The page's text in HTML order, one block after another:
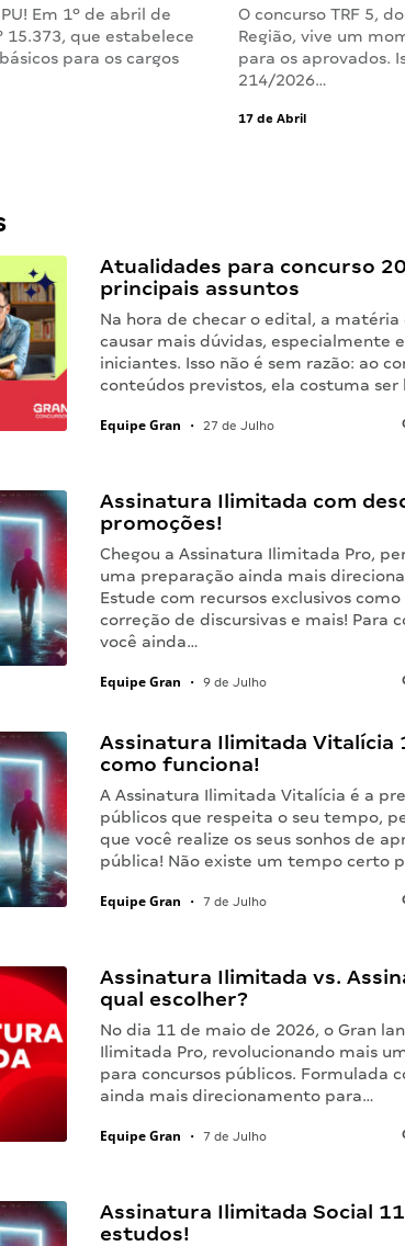
Em 1º de abril de
15.373, que estabelece
para os cargos
O concurso TRF 5,
Região, vive um
para os aprovados.
214/2026…
17 de Abril
Atualidades para concurso
principais assuntos
Na hora de checar o edital, a
causar mais dúvidas, especialmente
iniciantes. Isso não é sem razão: ao
conteúdos previstos, ela costuma
Equipe Gran • 27 de Julho
Assinatura Ilimitada com
promoções!
Chegou a Assinatura Ilimitada Pro,
uma preparação ainda mais
Estude com recursos exclusivos
correção de discursivas e mais! Para
você ainda…
Equipe Gran • 9 de Julho
Assinatura Ilimitada Vitalícia
como funciona!
A Assinatura Ilimitada Vitalícia é a
públicos que respeita o seu tempo,
que você realize os seus sonhos de
pública! Não existe um tempo certo
Equipe Gran • 7 de Julho
Assinatura Ilimitada vs.
qual escolher?
No dia 11 de maio de 2026, o Gran
Ilimitada Pro, revolucionando mais
para concursos públicos. Formulada
ainda mais direcionamento para…
Equipe Gran • 7 de Julho
Assinatura Ilimitada Social
estudos!